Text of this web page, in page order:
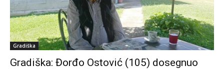
Gradiška
Gradiška: Đorđo Ostović (105) dosegnuo